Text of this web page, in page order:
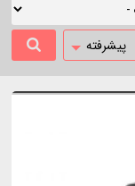
پیشرفته